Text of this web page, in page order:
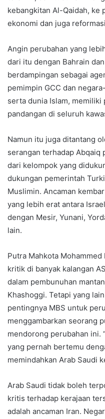
kebangkitan Al-Qaidah, ke
ekonomi dan juga
Angin perubahan yang
dari itu dengan Bahrain
berdampingan sebagai
pemimpin GCC dan
serta dunia Islam, memiliki
pandangan di seluruh
Namun itu juga ditantang
serangan terhadap Abqaiq
dari kelompok yang
dukungan pemerintah
Muslimin. Ancaman
yang lebih erat antara
dengan Mesir, Yunani,
lain.
Putra Mahkota
kritik di banyak kalangan
dalam pembunuhan
Khashoggi. Tetapi yang
pentingnya MBS untuk
menggambarkan seorang
mendorong perubahan ini.
yang pernah bertemu
memindahkan Arab Saudi
Arab Saudi tidak boleh
kritis terhadap kerajaan
adalah ancaman Iran.